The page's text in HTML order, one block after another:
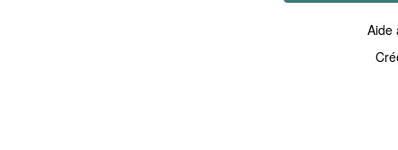
Aide